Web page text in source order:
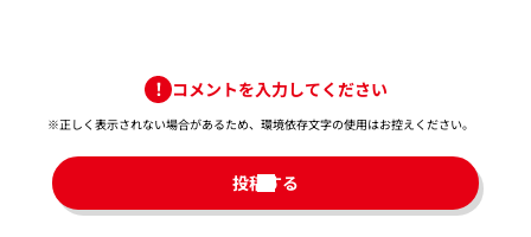
コメントを入力してください
※正しく表示されない場合があるため、環境依存文字の使用はお控えください。​
投稿する